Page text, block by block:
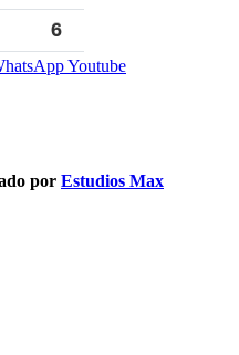
Youtube
por Estudios Max